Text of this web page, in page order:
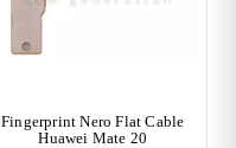
Fingerprint Nero Flat Cable
Huawei Mate 20